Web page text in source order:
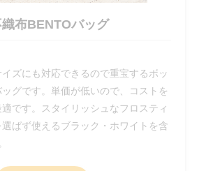
布BENTOバッグ
ズにも対応できるので重宝するボッ
グです。単価が低いので、コストを
です。スタイリッシュなフロスティ
ばず使えるブラック・ホワイトを含